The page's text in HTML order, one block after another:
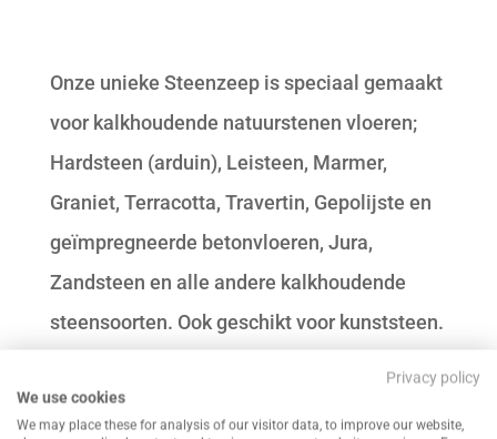
Onze unieke Steenzeep is speciaal gemaakt
voor kalkhoudende natuurstenen vloeren;
Hardsteen (arduin), Leisteen, Marmer,
Graniet, Terracotta, Travertin, Gepolijste en
geïmpregneerde betonvloeren, Jura,
Zandsteen en alle andere kalkhoudende
steensoorten. Ook geschikt voor kunststeen.
Gebruiksaanwijzing
Privacy policy
We use cookies
We may place these for analysis of our visitor data, to improve our website,